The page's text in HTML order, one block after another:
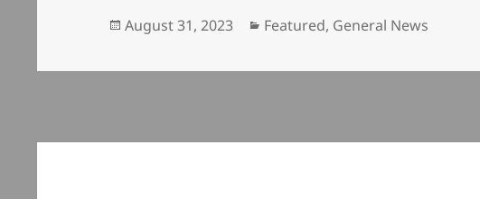
Posted
August 31, 2023 Categories
Featured, General News